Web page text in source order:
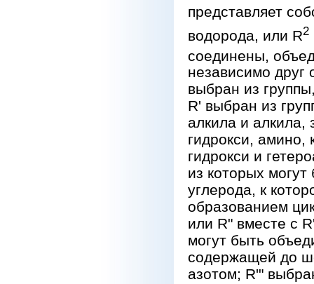
представляет
водорода, или R2
соединены,
независимо друг
выбран из
R' выбран из
алкила и алкила,
гидрокси, амино,
гидрокси и
из которых
углерода, к
образованием
или R" вместе с
могут быть
содержащей до
азотом; R'"